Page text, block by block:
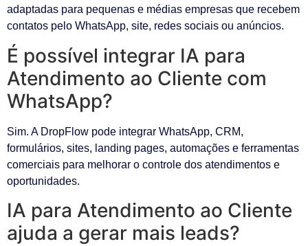
adaptadas para pequenas e médias empresas que recebem
contatos pelo WhatsApp, site, redes sociais ou anúncios.
É possível integrar IA para
Atendimento ao Cliente com
WhatsApp?
Sim. A DropFlow pode integrar WhatsApp, CRM,
formulários, sites, landing pages, automações e ferramentas
comerciais para melhorar o controle dos atendimentos e
oportunidades.
IA para Atendimento ao Cliente
ajuda a gerar mais leads?